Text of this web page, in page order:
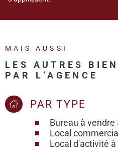
MAIS AUSSI
LES AUTRES
PAR L’AGENCE
PAR TYPE
Bureau à vendre
Local
Local d'activité